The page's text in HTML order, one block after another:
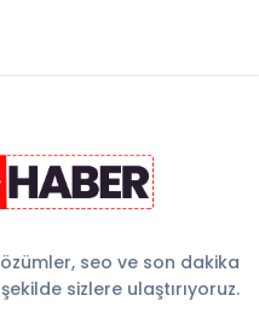
seo ve son dakika
sizlere ulaştırıyoruz.